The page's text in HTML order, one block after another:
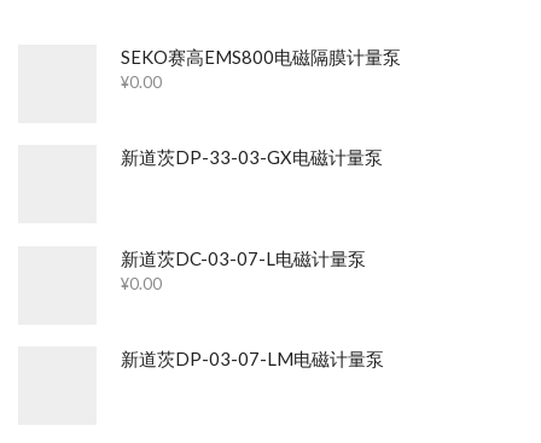
SEKO赛高EMS800电磁隔膜计量泵
¥0.00
新道茨DP-33-03-GX电磁计量泵
新道茨DC-03-07-L电磁计量泵
¥0.00
新道茨DP-03-07-LM电磁计量泵